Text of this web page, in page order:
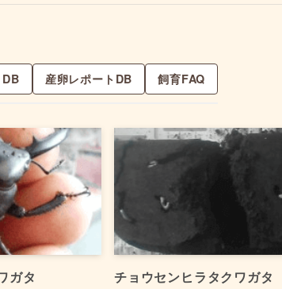
産卵レポートDB 飼育FAQ
ガタ チョウセンヒラタクワガタ